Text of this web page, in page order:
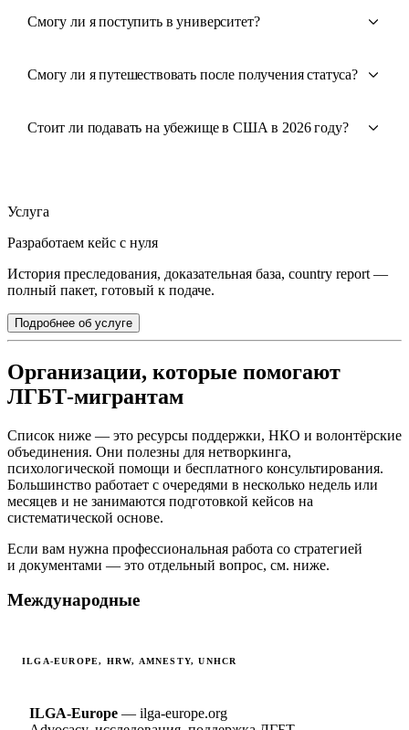
Смогу ли я поступить в университет?
Смогу ли я путешествовать после получения статуса?
Стоит ли подавать на убежище в США в 2026 году?
Услуга
Разработаем кейс с нуля
История преследования, доказательная база, country report —
полный пакет, готовый к подаче.
Подробнее об услуге
Организации, которые помогают
ЛГБТ-мигрантам
Список ниже — это ресурсы поддержки, НКО и волонтёрские
объединения. Они полезны для нетворкинга,
психологической помощи и бесплатного консультирования.
Большинство работает с очередями в несколько недель или
месяцев и не занимаются подготовкой кейсов на
систематической основе.
Если вам нужна профессиональная работа со стратегией
и документами — это отдельный вопрос, см. ниже.
Международные
ILGA-EUROPE, HRW, AMNESTY, UNHCR
ILGA-Europe — ilga-europe.org